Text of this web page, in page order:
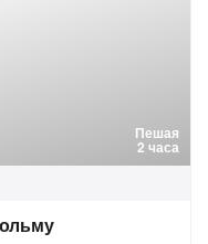
Пешая
2 часа